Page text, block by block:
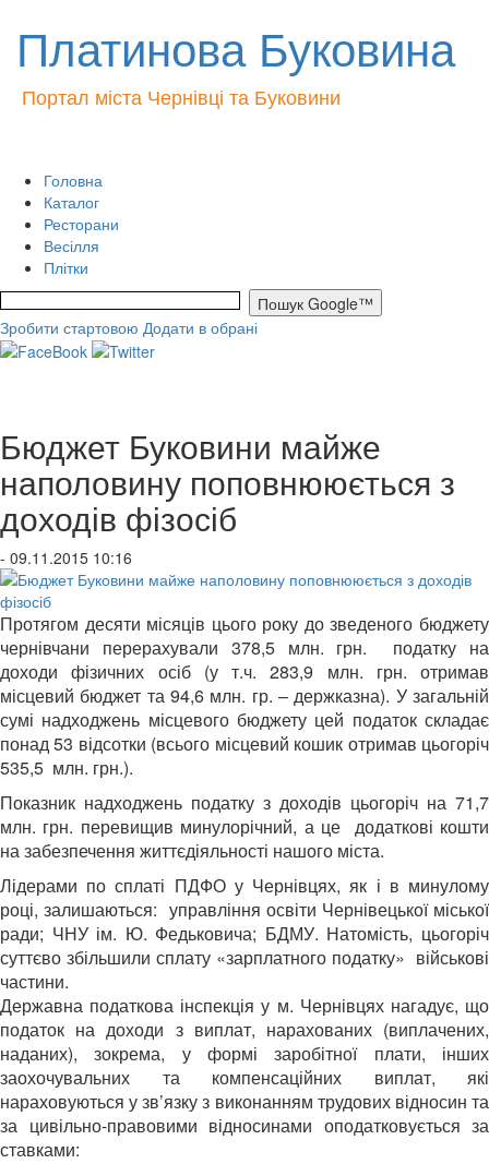
Платинова Буковина
Портал міста Чернівці та Буковини
Головна
Каталог
Ресторани
Весілля
Плітки
Зробити стартовою Додати в обрані
Бюджет Буковини майже
наполовину поповнююється з
доходів фізосіб
- 09.11.2015 10:16
Протягом десяти місяців цього року до зведеного бюджету
чернівчани перерахували 378,5 млн. грн. податку на
доходи фізичних осіб (у т.ч. 283,9 млн. грн. отримав
місцевий бюджет та 94,6 млн. гр. – держказна). У загальній
сумі надходжень місцевого бюджету цей податок складає
понад 53 відсотки (всього місцевий кошик отримав цьогоріч
535,5 млн. грн.).
Показник надходжень податку з доходів цьогоріч на 71,7
млн. грн. перевищив минулорічний, а це додаткові кошти
на забезпечення життєдіяльності нашого міста.
Лідерами по сплаті ПДФО у Чернівцях, як і в минулому
році, залишаються: управління освіти Чернівецької міської
ради; ЧНУ ім. Ю. Федьковича; БДМУ. Натомість, цьогоріч
суттєво збільшили сплату «зарплатного податку» військові
частини.
Державна податкова інспекція у м. Чернівцях нагадує, що
податок на доходи з виплат, нарахованих (виплачених,
наданих), зокрема, у формі заробітної плати, інших
заохочувальних та компенсаційних виплат, які
нараховуються у зв’язку з виконанням трудових відносин та
за цивільно-правовими відносинами оподатковується за
ставками: